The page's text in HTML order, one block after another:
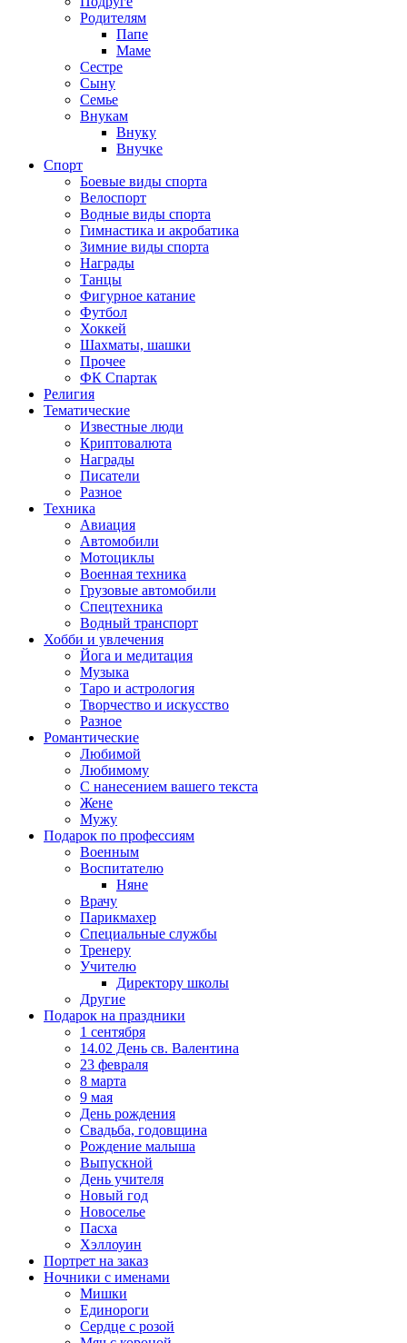
Родителям
Папе
Маме
Сестре
Сыну
Семье
Внукам
Внуку
Внучке
Спорт
Боевые виды спорта
Велоспорт
Водные виды спорта
Гимнастика и акробатика
Зимние виды спорта
Награды
Танцы
Фигурное катание
Футбол
Хоккей
Шахматы, шашки
Прочее
ФК Спартак
Религия
Тематические
Известные люди
Криптовалюта
Награды
Писатели
Разное
Техника
Авиация
Автомобили
Мотоциклы
Военная техника
Грузовые автомобили
Спецтехника
Водный транспорт
Хобби и увлечения
Йога и медитация
Музыка
Таро и астрология
Творчество и искусство
Разное
Романтические
Любимой
Любимому
С нанесением вашего текста
Жене
Мужу
Подарок по профессиям
Военным
Воспитателю
Няне
Врачу
Парикмахер
Специальные службы
Тренеру
Учителю
Директору школы
Другие
Подарок на праздники
1 сентября
14.02 День св. Валентина
23 февраля
8 марта
9 мая
День рождения
Свадьба, годовщина
Рождение малыша
Выпускной
День учителя
Новый год
Новоселье
Пасха
Хэллоуин
Портрет на заказ
Ночники с именами
Мишки
Единороги
Сердце с розой